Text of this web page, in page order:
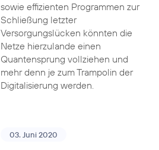
sowie effizienten Programmen zur
Schließung letzter
Versorgungslücken könnten die
Netze hierzulande einen
Quantensprung vollziehen und
mehr denn je zum Trampolin der
Digitalisierung werden.
03. Juni 2020